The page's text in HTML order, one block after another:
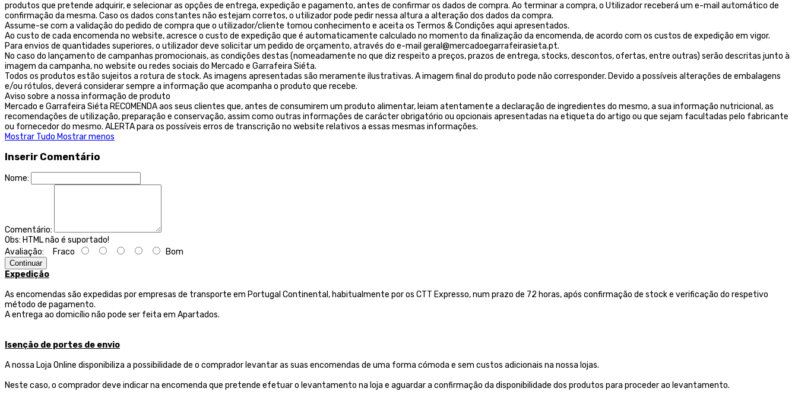
produtos que pretende adquirir, e selecionar as opções de entrega, expedição e pagamento, antes de confirmar os dados de compra. Ao terminar a compra, o Utilizador receberá um e-mail automático de
confirmação da mesma. Caso os dados constantes não estejam corretos, o utilizador pode pedir nessa altura a alteração dos dados da compra.
Assume-se com a validação do pedido de compra que o utilizador/cliente tomou conhecimento e aceita os Termos & Condições aqui apresentados.
Ao custo de cada encomenda no website, acresce o custo de expedição que é automaticamente calculado no momento da finalização da encomenda, de acordo com os custos de expedição em vigor.
Para envios de quantidades superiores, o utilizador deve solicitar um pedido de orçamento, através do e-mail geral@mercadoegarrafeirasieta.pt.
No caso do lançamento de campanhas promocionais, as condições destas (nomeadamente no que diz respeito a preços, prazos de entrega, stocks, descontos, ofertas, entre outras) serão descritas junto à
imagem da campanha, no website ou redes sociais do Mercado e Garrafeira Siéta.
Todos os produtos estão sujeitos a rotura de stock. As imagens apresentadas são meramente ilustrativas. A imagem final do produto pode não corresponder. Devido a possíveis alterações de embalagens
e/ou rótulos, deverá considerar sempre a informação que acompanha o produto que recebe.
Aviso sobre a nossa informação de produto
Mercado e Garrafeira Siéta RECOMENDA aos seus clientes que, antes de consumirem um produto alimentar, leiam atentamente a declaração de ingredientes do mesmo, a sua informação nutricional, as
recomendações de utilização, preparação e conservação, assim como outras informações de carácter obrigatório ou opcionais apresentadas na etiqueta do artigo ou que sejam facultadas pelo fabricante
ou fornecedor do mesmo. ALERTA para os possíveis erros de transcrição no website relativos a essas mesmas informações.
Mostrar Tudo Mostrar menos
Inserir Comentário
Nome:
Comentário:
Obs: HTML não é suportado!
Avaliação: Fraco Bom
Continuar
Expedição
As encomendas são expedidas por empresas de transporte em Portugal Continental, habitualmente por os CTT Expresso,num prazo de 72 horas, após confirmação de stock e verificação do respetivo
método de pagamento.
A entrega ao domicílio não pode ser feita em Apartados.
Isenção de portes de envio
A nossa Loja Online disponibiliza a possibilidade de o comprador levantar as suas encomendas de uma forma cómoda e sem custos adicionais na nossa lojas.
Neste caso, o comprador deve indicar na encomenda que pretende efetuar o levantamento na loja e aguardar a confirmação da disponibilidade dos produtos para proceder ao levantamento.